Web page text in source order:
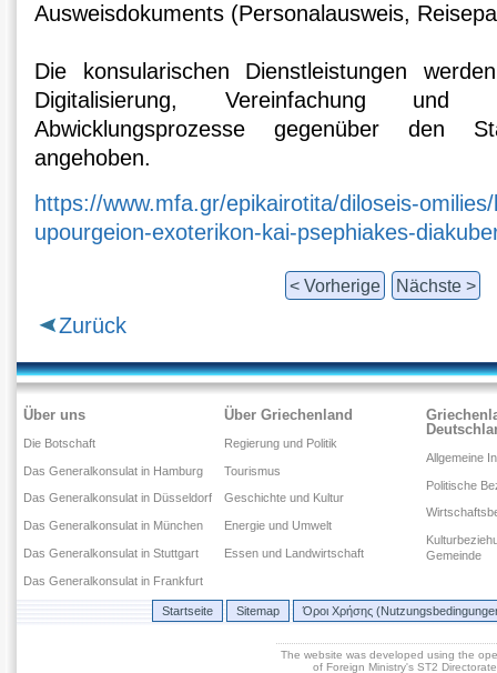
Ausweisdokuments (Personalausweis,
Die konsularischen Dienstleistungen
Digitalisierung, Vereinfachung und
Abwicklungsprozesse gegenüber den
angehoben.
https://www.mfa.gr/epikairotita/diloseis-
upourgeion-exoterikon-kai-psephiakes-
< Vorherige Nächste >
Zurück
Über uns
Die Botschaft
Das Generalkonsulat in Hamburg
Das Generalkonsulat in Düsseldorf
Das Generalkonsulat in München
Das Generalkonsulat in Stuttgart
Das Generalkonsulat in Frankfurt
Über Griechenland
Regierung und Politik
Tourismus
Geschichte und Kultur
Energie und Umwelt
Essen und Landwirtschaft
Allgemeine
Politische
Gemeinde
Startseite Sitemap Όροι Χρήσης
The website was developed using the
of Foreign Ministry's ST2